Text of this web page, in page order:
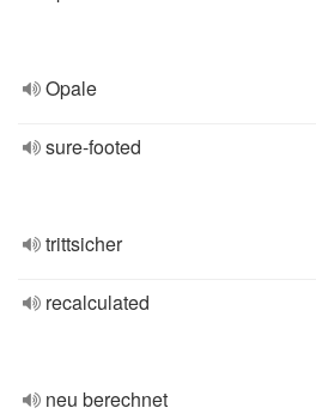
Opale
sure-footed
trittsicher
recalculated
neu berechnet